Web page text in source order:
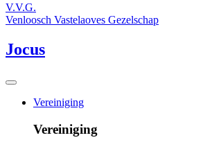
V.V.G.
Venloosch Vastelaoves Gezelschap
Jocus
Vereiniging
Vereiniging